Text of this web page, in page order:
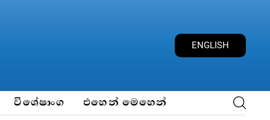
ENGLISH
විශේෂාංග එහෙන් මෙහෙන්